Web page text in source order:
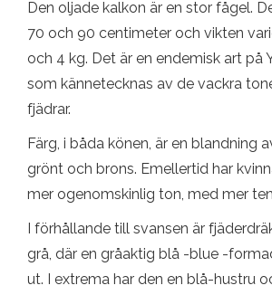
Den oljade kalkon är en stor fågel.
70 och 90 centimeter och vikten
och 4 kg. Det är en endemisk art på
som kännetecknas av de vackra
fjädrar.
Färg, i båda könen, är en blandning
grönt och brons. Emellertid har
mer ogenomskinlig ton, med mer
I förhållande till svansen är
grå, där en gråaktig blå -blue -
ut. I extrema har den en blå-hustru